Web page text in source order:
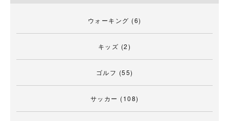
ウォーキング (6)
キッズ (2)
ゴルフ (55)
サッカー (108)